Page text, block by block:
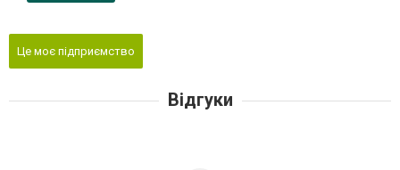
Це моє підприємство
Відгуки